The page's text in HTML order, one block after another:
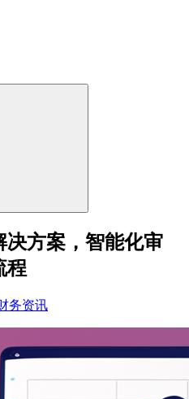
决方案，智能化审
程
务资讯